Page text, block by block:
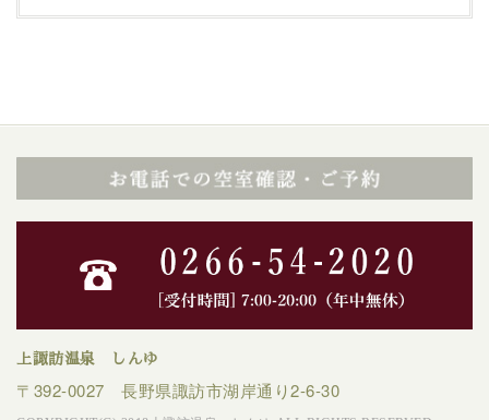
上諏訪温泉 しんゆ
〒392-0027 長野県諏訪市湖岸通り2-6-30